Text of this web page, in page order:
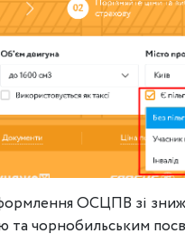
ОСЦПВ зі
та чорнобильським